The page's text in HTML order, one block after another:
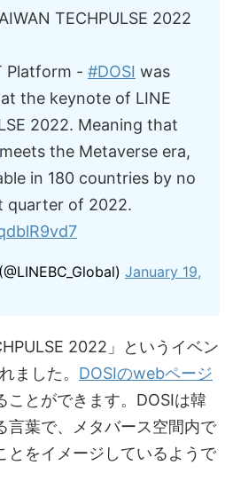
TECHPULSE 2022
Platform - #DOSI was
the keynote of LINE
2022. Meaning that
meets the Metaverse era,
in 180 countries by no
quarter of 2022.
January 19,
2022」というイベン
ました。 DOSIのwebページ
ことができます。DOSIは韓
言葉で、メタバース空間内で
とをイメージしているようで